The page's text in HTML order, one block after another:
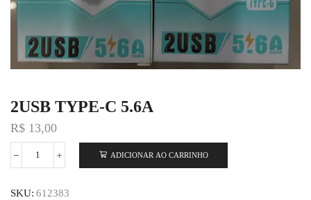
2USB TYPE-C 5.6A
R$ 13,00
ADICIONAR AO CARRINHO
SKU: 612383